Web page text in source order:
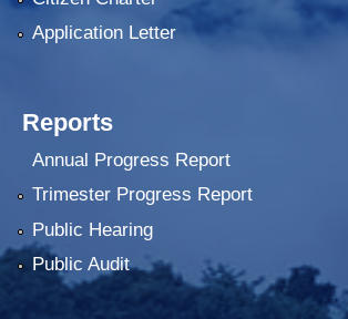
Application Letter
Reports
Annual Progress Report
Trimester Progress Report
Public Hearing
Public Audit